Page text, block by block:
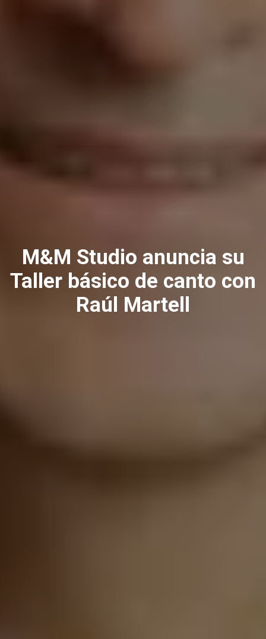
M&M Studio anuncia su
Taller básico de canto con
Raúl Martell